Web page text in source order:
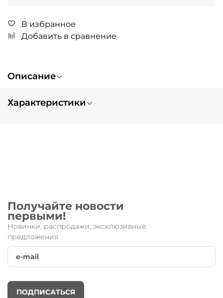
В избранное
Добавить в сравнение
Описание
Характеристики
Получайте новости
первыми!
Новинки, распродажи, эксклюзивные
предложения
ПОДПИСАТЬСЯ